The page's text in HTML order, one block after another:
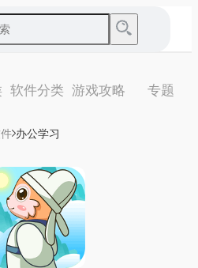
软件分类 游戏攻略 专题
办公学习